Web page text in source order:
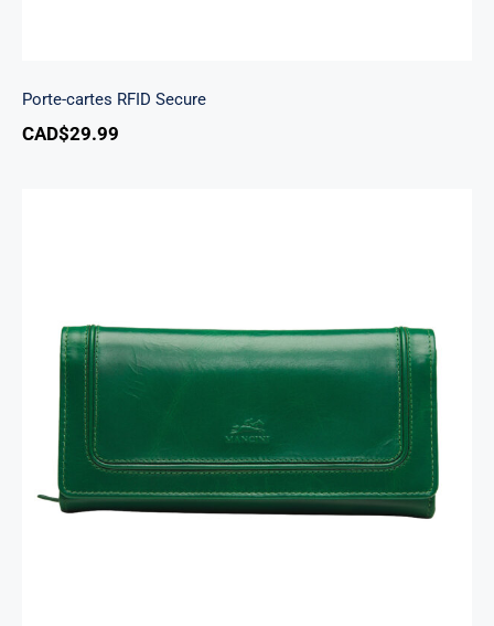
Porte-cartes RFID Secure
CAD$29.99
South Beach portefeuille RFID à trois volets
chéquier pour dames